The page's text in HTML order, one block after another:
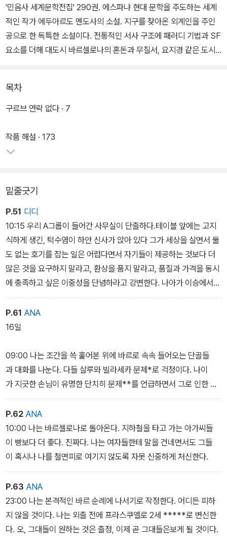
'민음사 세계문학전집' 290권. 에스파냐 현대 문학을 주도하는 세계
적인 작가 에두아르도 멘도사의 소설. 지구를 찾아온 외계인을 주인
공으로 한 독특한 소설이다. 전통적인 서사 구조에 패러디 기법과 SF
요소를 더해 대도시 바르셀로나의 혼돈과 무질서, 요지경 같은 도시
멘도사는 이 작품에서 시종일관 가볍고 유쾌한 어조로 당시 올림픽을
앞두고 있던 고향 바르셀로나의 부조리하고 우스꽝스러운 모습을 가
소와 명사, 역사적 사건 등을 세심하게 훑어 보인다.
이상 판매되었다. 독특한 서사 기법과 수사법이 주는 재미는 물론 문
학적 가치를 인정받아 에스파냐 정규 교과서에 수록되고 자국 내 15
세 이상 필독 도서로 선정되었다.
목차
구르브 연락 없다 · 7
작품 해설 · 173
밑줄긋기
P.51 디디
10:15 우리 A그룹이 들어간 사무실이 단출하다.테이블 앞에는 고지
식하게 생긴, 턱수염이 하얀 신사가 앉아 있다 그가 세상을 살면서 둘
도 없는 호기를 잡는 일은 어렵다면서 자기들이 제공하는 것보다 더
많은 것을 요구하지 말라고, 환상을 품지 말라고, 품질과 가격을 동시
에 충족하고 싶은 이중성을 단념하라고 강변한다. 나아가 이승에서의
삶이란 높은 차원에서 볼 때 기껏해야 눈물의 계곡에 지나지 않는단
다. 그런데 한참을 떠들어 대던 그가 느닷없이 가짜 턱수염을 떼서 휴
지통에 내던져 버린다.
P.61 ANA
16일
09:00 나는 조간을 쓱 훑어본 위에 바르로 속속 들어오는 단골들
과 대화를 나눈다. 다들 살루와 빌라세카 문제*로 걱정이다. 나이
가 지긋한 손님이 유명한 단치히 문제**를 언급하면서 그로 인한 역
사적 상처가 지속되었다며 안타까워한다. 그러자 이번에는 다른 손님
이 핵무기의 존재 자체가 끔찍한 재앙을 가져오는 세상인데, 양 지역
의 지루한 대치 상태는 적절하지 못하다고 지적한다.
* 카탈루냐 지방에 위치한 세계적인 테마공원 ‘포트 아벤투라‘를 놓
고서 당시 두 지역이 입지 선정과 명칭, 세제 문제로 대립했다.
** 독일과 폴란드 사이의 영토 문제. 발틱 해에 위치한 항구 도시 단
치히는1945년에 그단스키로 원래의 지명을 되찾았다.
P.62 ANA
10:00 나는 바르셀로나로 돌아온다. 지하철을 타고 가는 아가씨들
이 빵보다 더 좋다. 진짜다. 나는 여자들한테 말을 건네면서도 그들
이 혹시나 나를 철면피로 여기지 않도록 자못 신중하게 처신한다.
P.63 ANA
23:00 나는 본격적인 바르 순례에 나서기로 작정한다. 어디든 피하
지 않을 것이다. 나는 외출 전에 프라스쿠엘로 2세 *****로 변신한
다. 오, 그대들이 원하는 것은 출정, 이제 곧 그대들은보게 될 것이다.